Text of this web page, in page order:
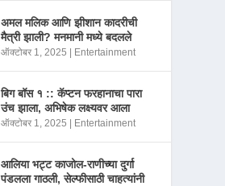
अमल मलिक आणि झीशान कादरीची
मैत्री झाली? मनमानी मध्ये बदलले
ऑक्टोबर 1, 2025 Entertainment
बिग बॉस १ :: कॅप्टन फरहानाचा पारा
उंच झाला, अभिषेक लक्ष्यवर आला
ऑक्टोबर 1, 2025 Entertainment
आलिया भट्ट काजोल-राणीच्या दुर्गा
पंडलला गाठली, सेल्फीसाठी चाहत्यांनी